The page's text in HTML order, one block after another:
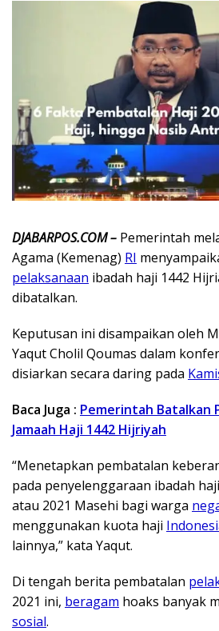
DJABARPOS.COM – Pemerintah
Agama (Kemenag) RI
pelaksanaan ibadah haji 1442
dibatalkan.
Keputusan ini disampaikan oleh
Yaqut Cholil Qoumas dalam
disiarkan secara daring pada
Baca Juga : Pemerintah Batalkan
Jamaah Haji 1442 Hijriyah
“Menetapkan pembatalan
pada penyelenggaraan ibadah
atau 2021 Masehi bagi warga
menggunakan kuota haji
lainnya,” kata Yaqut.
Di tengah berita pembatalan
2021 ini, beragam hoaks banyak
sosial.